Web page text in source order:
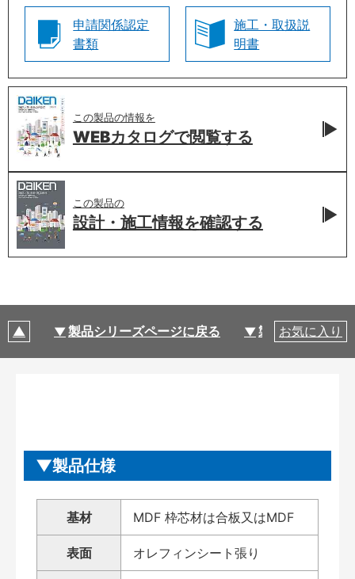
申請関係認定
書類
施工・取扱説
明書
この製品の情報を
WEBカタログで閲覧する
この製品の
設計・施工情報を確認する
製品シリーズページに戻る 製品仕様
お気に入り
製品仕様
基材 MDF 枠芯材は合板又はMDF
表面 オレフィンシート張り